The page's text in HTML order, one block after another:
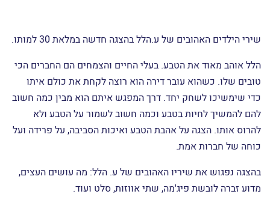
שירי הילדים האהובים של ע.הלל בהצגה חדשה במלאת 30 למותו.
הלל אוהב מאוד את הטבע. בעלי החיים והצמחים הם החברים הכי
טובים שלו. כשהוא עובר דירה הוא רוצה לקחת את כולם איתו
כדי שימשיכו לשחק יחד. דרך המפגש איתם הוא מבין כמה חשוב
להם להמשיך לחיות בטבע וכמה חשוב לשמור על הטבע ולא
להרוס אותו. הצגה על אהבת הטבע ואיכות הסביבה, על פרידה ועל
כוחה של חברות אמת.
בהצגה נפגוש את שיריו האהובים של ע. הלל: מה עושים העצים,
מדוע זברה לובשת פיג'מה, שתי אווזות, סלט ועוד.